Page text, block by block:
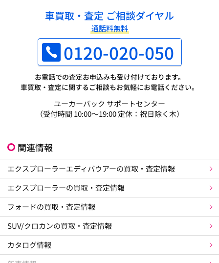
車買取・査定 ご相談ダイヤル
通話料無料
0120-020-050
お電話での査定お申込みも受け付けております。
車買取・査定に関するご相談もお気軽にお電話ください。
ユーカーパック サポートセンター
（受付時間 10:00～19:00 定休：祝日除く木）
関連情報
エクスプローラーエディバウアーの買取・査定情報
エクスプローラーの買取・査定情報
フォードの買取・査定情報
SUV/クロカンの買取・査定情報
カタログ情報